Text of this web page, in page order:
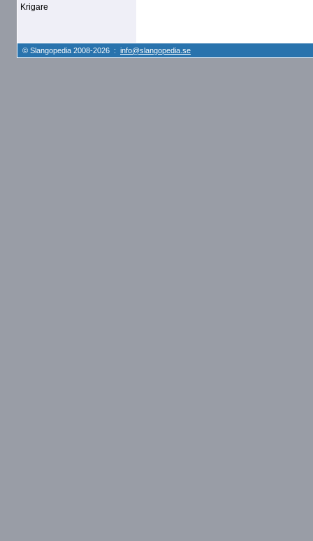
Krigare
© Slangopedia 2008-2026 : info@slangopedia.se